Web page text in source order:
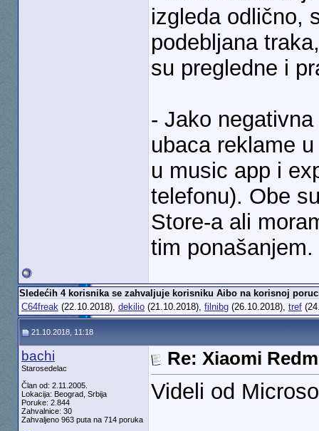
izgleda odlično,
podebljana
su pregledne i
- Jako
ubaca reklame
u music app i
telefonu). Obe
Store-a ali
tim ponašanjem.
Sledećih 4 korisnika se zahvaljuje korisniku Aibo na korisnoj
C64freak(22.10.2018), dekilio(21.10.2018), filnibg(26.10.2018), tref
21.10.2018, 11:18
bachi
Starosedelac
Član od: 2.11.2005.
Lokacija: Beograd, Srbija
Poruke: 2.844
Zahvalnice: 30
Zahvaljeno 963 puta na 714 poruka
Re: Xiaomi
Videli od